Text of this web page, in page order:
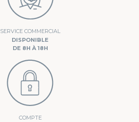
SERVICE COMMERCIAL
DISPONIBLE
DE 8H À 18H
COMPTE